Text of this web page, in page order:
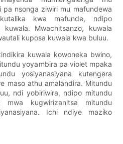
nsonga ziwiri mu mafundewa
kwa mafunde, ndipo
Mwachitsanzo, kuwala
kuposa kuwala kwa buluu.
kuwala kowoneka bwino,
yoyambira pa violet mpaka
yosiyanasiyana kutengera
maso athu amalandira. Mitundu
ndi yobiriwira, ndipo mitundu
mwa kugwirizanitsa mitundu
Ichi ndiye maziko